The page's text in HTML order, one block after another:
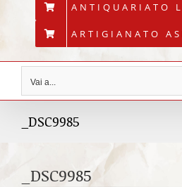
ANTIQUARIATO
ARTIGIANATO
Vai a...
_DSC9985
_DSC9985